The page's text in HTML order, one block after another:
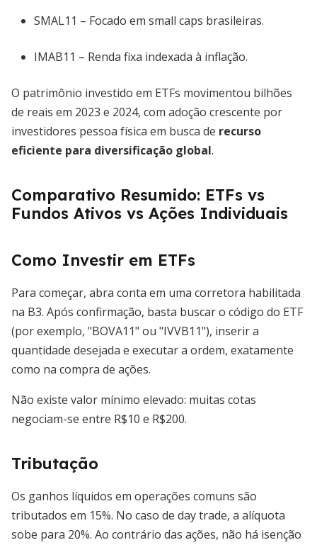
SMAL11 – Focado em small caps brasileiras.
IMAB11 – Renda fixa indexada à inflação.
O patrimônio investido em ETFs movimentou bilhões
de reais em 2023 e 2024, com adoção crescente por
investidores pessoa física em busca de recurso
eficiente para diversificação global.
Comparativo Resumido: ETFs vs
Fundos Ativos vs Ações Individuais
Como Investir em ETFs
Para começar, abra conta em uma corretora habilitada
na B3. Após confirmação, basta buscar o código do ETF
(por exemplo, "BOVA11" ou "IVVB11"), inserir a
quantidade desejada e executar a ordem, exatamente
como na compra de ações.
Não existe valor mínimo elevado: muitas cotas
negociam-se entre R$10 e R$200.
Tributação
Os ganhos líquidos em operações comuns são
tributados em 15%. No caso de day trade, a alíquota
sobe para 20%. Ao contrário das ações, não há isenção